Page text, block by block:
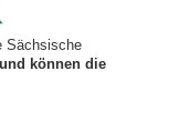
Sächsische
können die